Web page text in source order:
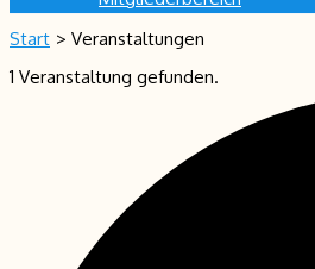
Start
Veranstaltungen
1 Veranstaltung gefunden.